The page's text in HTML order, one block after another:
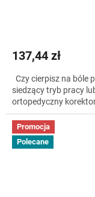
137,44 zł
Czy cierpisz na bóle
siedzący tryb pracy
ortopedyczny
Promocja
Polecane